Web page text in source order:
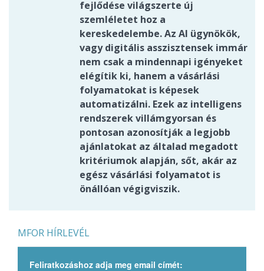
fejlődése világszerte új
szemléletet hoz a
kereskedelembe. Az AI ügynökök,
vagy digitális asszisztensek immár
nem csak a mindennapi igényeket
elégítik ki, hanem a vásárlási
folyamatokat is képesek
automatizálni. Ezek az intelligens
rendszerek villámgyorsan és
pontosan azonosítják a legjobb
ajánlatokat az általad megadott
kritériumok alapján, sőt, akár az
egész vásárlási folyamatot is
önállóan végigviszik.
MFOR HÍRLEVÉL
Feliratkozáshoz adja meg email címét: